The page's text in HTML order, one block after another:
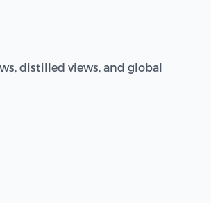
distilled views, and global